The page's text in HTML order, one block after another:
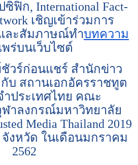
ฟิก, International Fact-
เชิญเข้าร่วมการ
ละสัมภาษณ์ทำบทความ
พร่บนเว็บไซต์
ชัวร์ก่อนแชร์ สำนักข่าว
บ สถานเอกอัครราชทูต
ำประเทศไทย คณะ
ฬาลงกรณ์มหาวิทยาลัย
Media Thailand 2019
จังหวัด ในเดือนมกราคม
2562